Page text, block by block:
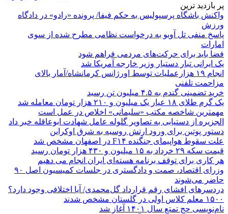
پر بازدید ترین
واکنش باشگاه پرسپولیس به حکم فیفا/ پرونده «رادو» در دادگاه
ورزش
پاسخ منفی تل آویو به درخواست نظامی مطرح شده از سوی
امارات
فضا باید برای حرکت‌های مردمی فراهم شود
یک ایرانی تبار دستیار وزیر خارجه آمریکا شد
انجام ۱۹ هزارعملیات توسط اورژانس کرمانشاه/آمار بالای
مزاحمت تلفنی
خرید تضمینی گندم به ۴.۵ میلیون تن رسید
یک گرم طلای ۱۸ عیار یک میلیون و ۲۱۰ هزار تومان معامله شد
مهمترین شاخصه مکتب «سلیمانی» اخلاص در عمل است
الجزیره از دستیابی به تصاویر گلوله عامل شهادت ابوعاقله خبر داد
دستور پوتین برای ورود ارتش روسیه به شرق اوکراین
علت سقوط هواپیمای جنگنده F۱۴ در اصفهان مشخص شد
قیمت سکه ۲۹ خرداد به ۱۵ میلیون و ۴۳۰ هزار تومان رسید
هر کاری برای توقف برنامه هسته‌ای ایران انجام می دهیم
وزرای اقتصاد، صمت و دادگستری در جلسات کمیسیون اصل ۹۰
حاضر می‌شوند
دردسرهای افشای رقم قرارداد گل‌محمدی/ آیا اختلافی وجود دارد؟
۱۵۰۰ معلم کلاس اولی در گلستان مشخص شدند
نام‌نویسی حج تمتع سال ۱۴۰۱ آغاز شد